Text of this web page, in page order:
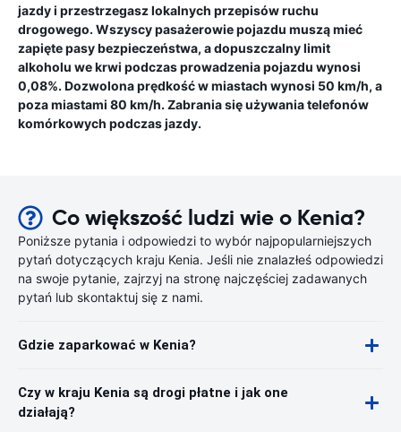
jazdy i przestrzegasz lokalnych przepisów ruchu
drogowego. Wszyscy pasażerowie pojazdu muszą mieć
zapięte pasy bezpieczeństwa, a dopuszczalny limit
alkoholu we krwi podczas prowadzenia pojazdu wynosi
0,08%. Dozwolona prędkość w miastach wynosi 50 km/h, a
poza miastami 80 km/h. Zabrania się używania telefonów
komórkowych podczas jazdy.
Co większość ludzi wie o Kenia?
Poniższe pytania i odpowiedzi to wybór najpopularniejszych
pytań dotyczących kraju Kenia. Jeśli nie znalazłeś odpowiedzi
na swoje pytanie, zajrzyj na stronę najczęściej zadawanych
pytań lub skontaktuj się z nami.
Gdzie zaparkować w Kenia?
Czy w kraju Kenia są drogi płatne i jak one
działają?